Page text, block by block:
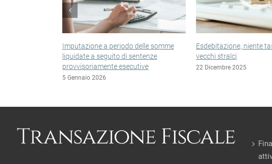
Esdebitazione, niente tasse anche sui
vecchi stralci
22 Dicembre 2025
Esclusione incerta per le
in liquidazione
22 Dicembre 2025